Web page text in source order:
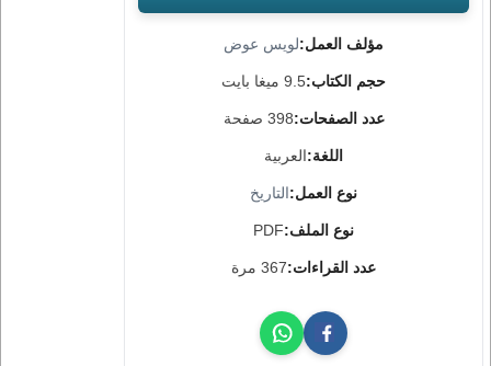
مؤلف العمل:لويس عوض
حجم الكتاب:9.5 ميغا بايت
عدد الصفحات:398 صفحة
اللغة:العربية
نوع العمل:التاريخ
نوع الملف:PDF
عدد القراءات:367 مرة